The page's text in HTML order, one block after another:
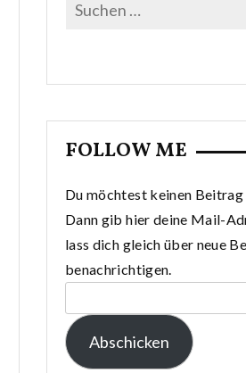
FOLLOW ME
Du möchtest keinen Beitrag
Dann gib hier deine Mail-
lass dich gleich über neue
benachrichtigen.
Mail-
Adresse:
Abschicken